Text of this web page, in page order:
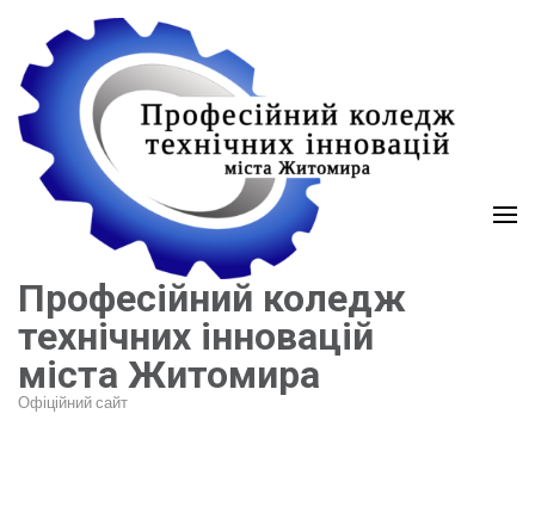
вмісту
(натисніть
Enter)
Професійний коледж
технічних інновацій
міста Житомира
Офіційний сайт